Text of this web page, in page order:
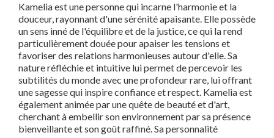
Kamelia est une personne qui incarne l'harmonie et la
douceur, rayonnant d'une sérénité apaisante. Elle possède
un sens inné de l'équilibre et de la justice, ce qui la rend
particulièrement douée pour apaiser les tensions et
favoriser des relations harmonieuses autour d'elle. Sa
nature réfléchie et intuitive lui permet de percevoir les
subtilités du monde avec une profondeur rare, lui offrant
une sagesse qui inspire confiance et respect. Kamelia est
également animée par une quête de beauté et d'art,
cherchant à embellir son environnement par sa présence
bienveillante et son goût raffiné. Sa personnalité